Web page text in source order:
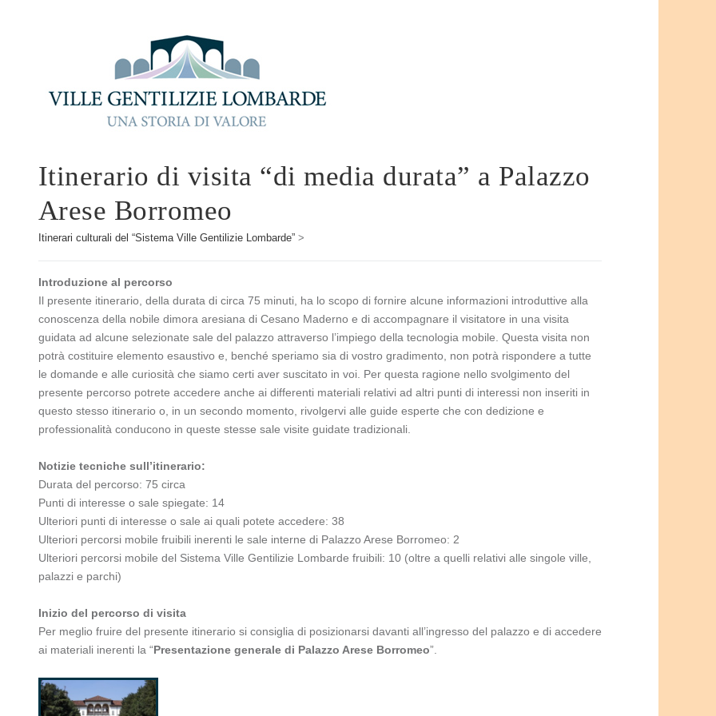
Itinerario di visita “di media durata” a Palazzo
Arese Borromeo
Itinerari culturali del “Sistema Ville Gentilizie Lombarde”>
Introduzione al percorso
Il presente itinerario, della durata di circa 75 minuti, ha lo scopo di fornire alcune informazioni introduttive alla
conoscenza della nobile dimora aresiana di Cesano Maderno e di accompagnare il visitatore in una visita
guidata ad alcune selezionate sale del palazzo attraverso l’impiego della tecnologia mobile. Questa visita non
potrà costituire elemento esaustivo e, benché speriamo sia di vostro gradimento, non potrà rispondere a tutte
le domande e alle curiosità che siamo certi aver suscitato in voi. Per questa ragione nello svolgimento del
presente percorso potrete accedere anche ai differenti materiali relativi ad altri punti di interessi non inseriti in
questo stesso itinerario o, in un secondo momento, rivolgervi alle guide esperte che con dedizione e
professionalità conducono in queste stesse sale visite guidate tradizionali.
Notizie tecniche sull’itinerario:
Durata del percorso: 75 circa
Punti di interesse o sale spiegate: 14
Ulteriori punti di interesse o sale ai quali potete accedere: 38
Ulteriori percorsi mobile fruibili inerenti le sale interne di Palazzo Arese Borromeo: 2
Ulteriori percorsi mobile del Sistema Ville Gentilizie Lombarde fruibili: 10 (oltre a quelli relativi alle singole ville,
palazzi e parchi)
Inizio del percorso di visita
Per meglio fruire del presente itinerario si consiglia di posizionarsi davanti all’ingresso del palazzo e di accedere
ai materiali inerenti la “Presentazione generale di Palazzo Arese Borromeo”.